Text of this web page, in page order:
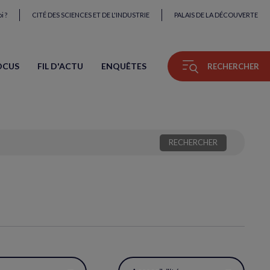
? CITÉ DES SCIENCES ET DE L'INDUSTRIE PALAIS DE LA DÉCOUVERTE
FIL D'ACTU ENQUÊTES RECHERCHER